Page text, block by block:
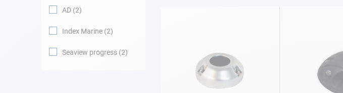
Tienda y ocio
AD 2
Index Marine 2
Seaview progress 2